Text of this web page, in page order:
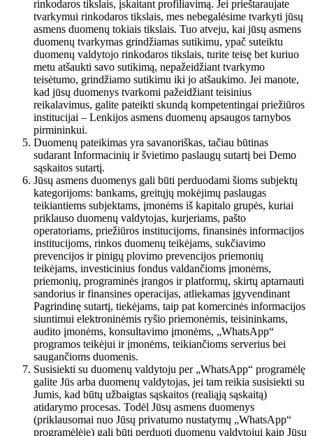
rinkodaros tikslais, įskaitant profiliavimą. Jei prieštaraujate
tvarkymui rinkodaros tikslais, mes nebegalėsime tvarkyti jūsų
asmens duomenų tokiais tikslais. Tuo atveju, kai jūsų asmens
duomenų tvarkymas grindžiamas sutikimu, ypač suteiktu
duomenų valdytojo rinkodaros tikslais, turite teisę bet kuriuo
metu atšaukti savo sutikimą, nepažeidžiant tvarkymo
teisėtumo, grindžiamo sutikimu iki jo atšaukimo. Jei manote,
kad jūsų duomenys tvarkomi pažeidžiant teisinius
reikalavimus, galite pateikti skundą kompetentingai priežiūros
institucijai – Lenkijos asmens duomenų apsaugos tarnybos
pirmininkui.
Duomenų pateikimas yra savanoriškas, tačiau būtinas
sudarant Informacinių ir švietimo paslaugų sutartį bei Demo
sąskaitos sutartį.
Jūsų asmens duomenys gali būti perduodami šioms subjektų
kategorijoms: bankams, greitųjų mokėjimų paslaugas
teikiantiems subjektams, įmonėms iš kapitalo grupės, kuriai
priklauso duomenų valdytojas, kurjeriams, pašto
operatoriams, priežiūros institucijoms, finansinės informacijos
institucijoms, rinkos duomenų teikėjams, sukčiavimo
prevencijos ir pinigų plovimo prevencijos priemonių
teikėjams, investicinius fondus valdančioms įmonėms,
priemonių, programinės įrangos ir platformų, skirtų aptarnauti
sandorius ir finansines operacijas, atliekamas įgyvendinant
Pagrindinę sutartį, tiekėjams, taip pat komercinės informacijos
siuntimui elektroninėmis ryšio priemonėmis, teisininkams,
audito įmonėms, konsultavimo įmonėms, „WhatsApp“
programos teikėjui ir įmonėms, teikiančioms serverius bei
saugančioms duomenis.
Susisiekti su duomenų valdytoju per „WhatsApp“ programėlę
galite Jūs arba duomenų valdytojas, jei tam reikia susisiekti su
Jumis, kad būtų užbaigtas sąskaitos (realiąją sąskaitą)
atidarymo procesas. Todėl Jūsų asmens duomenys
(priklausomai nuo Jūsų privatumo nustatymų „WhatsApp“
programėlėje) gali būti perduoti duomenų valdytojui kaip Jūsų